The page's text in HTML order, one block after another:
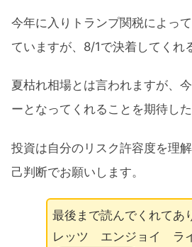
今年に入りトランプ関税によっ
ていますが、8/1で決着してくれ
夏枯れ相場とは言われますが、
ーとなってくれることを期待した
投資は自分のリスク許容度を理
己判断でお願いします。
最後まで読んでくれてあ
レッツ エンジョイ ラ